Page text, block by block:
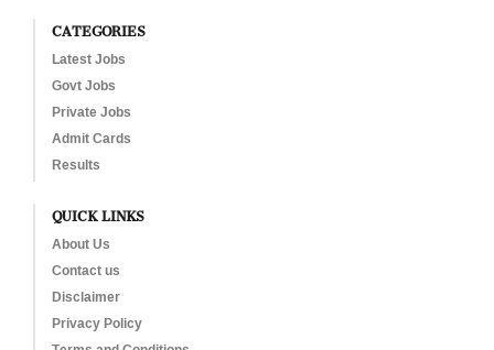
CATEGORIES
Latest Jobs
Govt Jobs
Private Jobs
Admit Cards
Results
QUICK LINKS
About Us
Contact us
Disclaimer
Privacy Policy